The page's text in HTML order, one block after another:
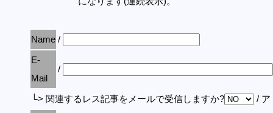
Name /
E-
Mail
/
└> 関連するレス記事をメールで受信しますか?
/ ア